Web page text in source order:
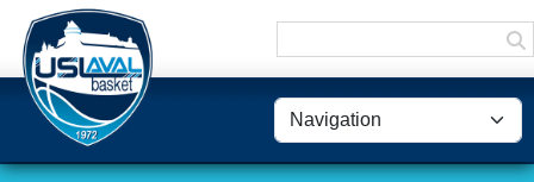
Panneau de gestion des cookies